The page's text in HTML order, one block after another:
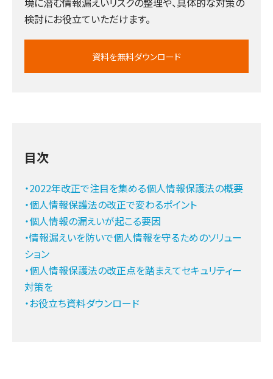
検討にお役立ていただけます。
資料を無料ダウンロード
目次
・2022年改正で注目を集める個人情報保護法の概要
・個人情報保護法の改正で変わるポイント
・個人情報の漏えいが起こる要因
・情報漏えいを防いで個人情報を守るためのソリュー
ション
・個人情報保護法の改正点を踏まえてセキュリティー
対策を
・お役立ち資料ダウンロード